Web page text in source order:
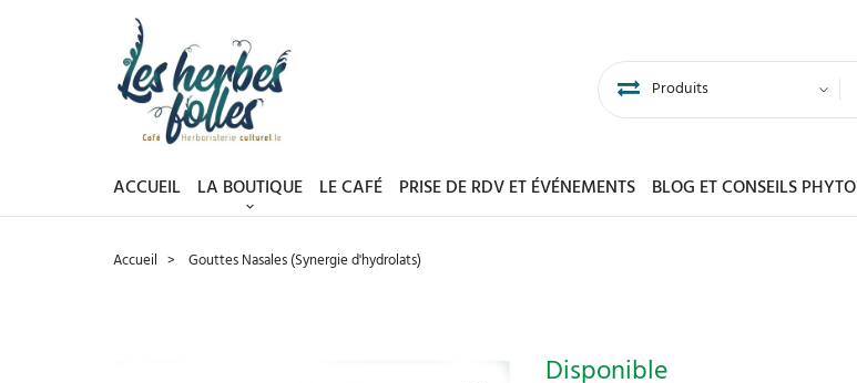
ACCUEIL LA BOUTIQUE LE CAFÉ PRISE DE RDV ET ÉVÉNEMENTS BLOG ET CONSEILS PHYTO
Accueil Gouttes Nasales (Synergie d'hydrolats)
Disponible